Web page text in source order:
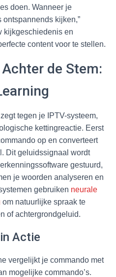
doen. Wanneer je
ontspannends kijken,”
kijkgeschiedenis en
content voor te stellen.
de Stem:
tegen je IPTV-systeem,
kettingreactie. Eerst
op en converteert
Dit geluidssignaal wordt
gestuurd,
je woorden analyseren en
gebruiken neurale
om natuurlijke spraak te
of achtergrondgeluid.
Actie
vergelijkt je commando met
mogelijke commando’s.